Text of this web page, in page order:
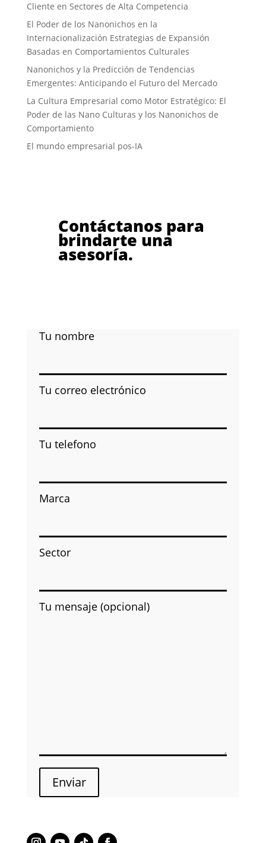
Cliente en Sectores de Alta Competencia
El Poder de los Nanonichos en la
Internacionalización Estrategias de Expansión
Basadas en Comportamientos Culturales
Nanonichos y la Predicción de Tendencias
Emergentes: Anticipando el Futuro del Mercado
La Cultura Empresarial como Motor Estratégico: El
Poder de las Nano Culturas y los Nanonichos de
Comportamiento
El mundo empresarial pos-IA
Contáctanos para
brindarte una
asesoría.
Tu nombre
Tu correo electrónico
Tu telefono
Marca
Sector
Tu mensaje (opcional)
Enviar